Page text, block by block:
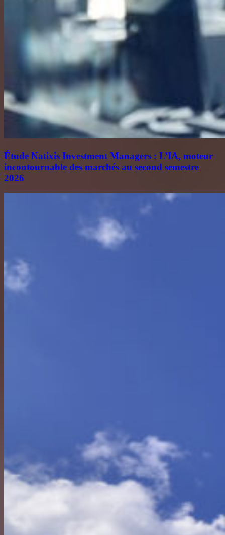
Étude Natixis Investment Managers : L’IA, moteur
incontournable des marchés au second semestre
2026